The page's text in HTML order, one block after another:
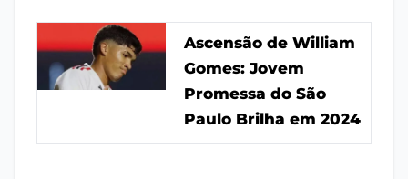
Ascensão de William
Gomes: Jovem
Promessa do São
Paulo Brilha em 2024